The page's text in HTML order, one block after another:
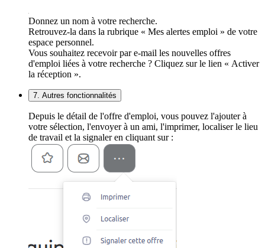
Donnez un nom à votre recherche.
Retrouvez-la dans la rubrique « Mes alertes emploi » de votre
espace personnel.
Vous souhaitez recevoir par e-mail les nouvelles offres
d'emploi liées à votre recherche ? Cliquez sur le lien « Activer
la réception ».
7. Autres fonctionnalités
Depuis le détail de l'offre d'emploi, vous pouvez l'ajouter à
votre sélection, l'envoyer à un ami, l'imprimer, localiser le lieu
de travail et la signaler en cliquant sur :